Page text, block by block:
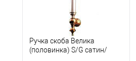
Ручка скоба Велика
(половинка) S/G сатин/